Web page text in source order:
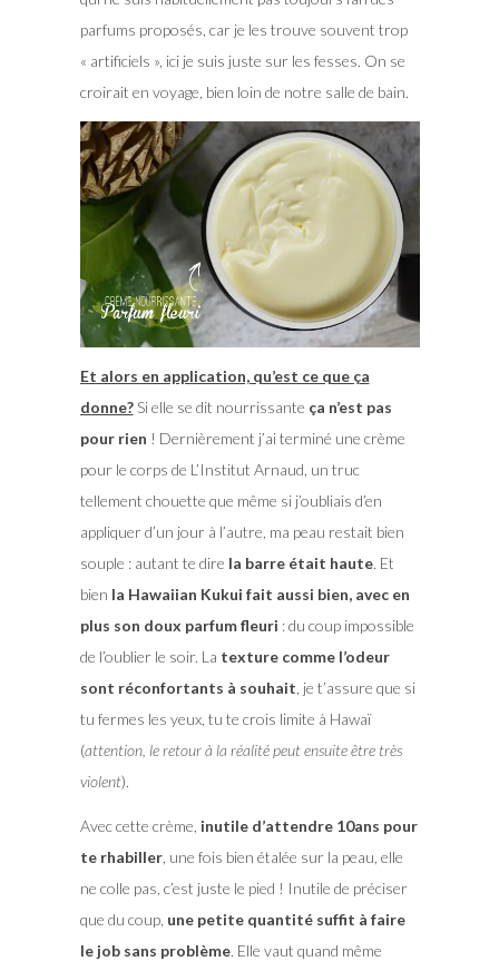
parfums proposés, car je les trouve souvent trop
« artificiels », ici je suis juste sur les fesses. On se
croirait en voyage, bien loin de notre salle de bain.
Et alors en application, qu’est ce que ça
donne?Si elle se dit nourrissante ça n’est pas
pour rien ! Dernièrement j’ai terminé une crème
pour le corps de L’Institut Arnaud, un truc
tellement chouette que même si j’oubliais d’en
appliquer d’un jour à l’autre, ma peau restait bien
souple : autant te dire la barre était haute. Et
bien la Hawaiian Kukui fait aussi bien, avec en
plus son doux parfum fleuri : du coup impossible
de l’oublier le soir. La texture comme l’odeur
sont réconfortants à souhait , je t’assure que si
tu fermes les yeux, tu te crois limite à Hawaï
(attention, le retour à la réalité peut ensuite être très
violent).
Avec cette crème, inutile d’attendre 10ans pour
te rhabiller, une fois bien étalée sur la peau, elle
ne colle pas, c’est juste le pied ! Inutile de préciser
que du coup, une petite quantité suffit à faire
le job sans problème. Elle vaut quand même